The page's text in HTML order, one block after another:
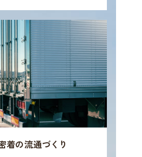
着の流通づくり